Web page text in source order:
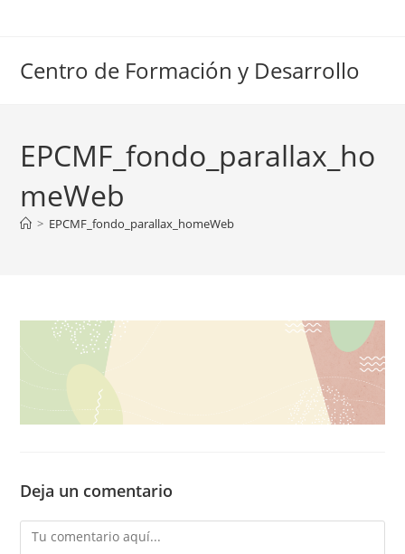
Centro de Formación y Desarrollo
EPCMF_fondo_parallax_ho
meWeb
> EPCMF_fondo_parallax_homeWeb
Deja un comentario
Comentario